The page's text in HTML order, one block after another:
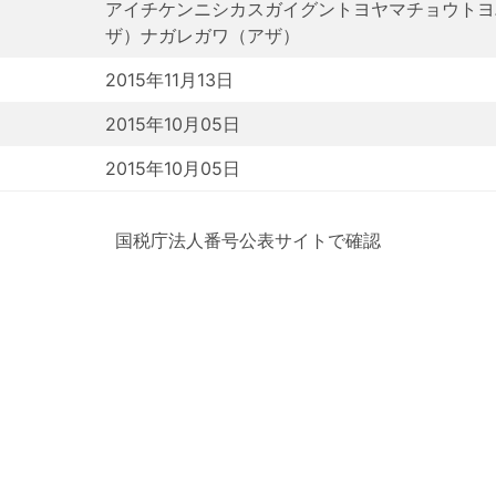
アイチケンニシカスガイグントヨヤマチョウト
ザ）ナガレガワ（アザ）
2015年11月13日
2015年10月05日
2015年10月05日
国税庁法人番号公表サイトで確認